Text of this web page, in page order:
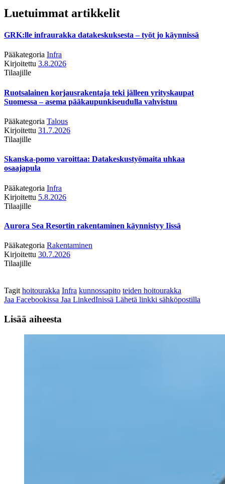
Luetuimmat artikkelit
GRK:lle infraurakka datakeskuksesta – työt jo käynnissä
Pääkategoria Infra
Kirjoitettu 3.8.2026
Tilaajille
Ruotsalainen korjausrakentaja teki jälleen yrityskaupat
Suomessa – asema pääkaupunkiseudulla vahvistuu
Pääkategoria Talous
Kirjoitettu 31.7.2026
Tilaajille
Skanska-pomo varoittaa: Datakeskustyömaita uhkaa
osaajapula
Pääkategoria Infra
Kirjoitettu 5.8.2026
Tilaajille
Aurora Sea Resortin rakentaminen käynnistyy Iissä
Pääkategoria Rakentaminen
Kirjoitettu 30.7.2026
Tilaajille
Tagit hoitourakka Infra kunnossapito teiden hoitourakka
Jaa Facebookissa Jaa LinkedInissä Lähetä linkki sähköpostilla
Lisää aiheesta